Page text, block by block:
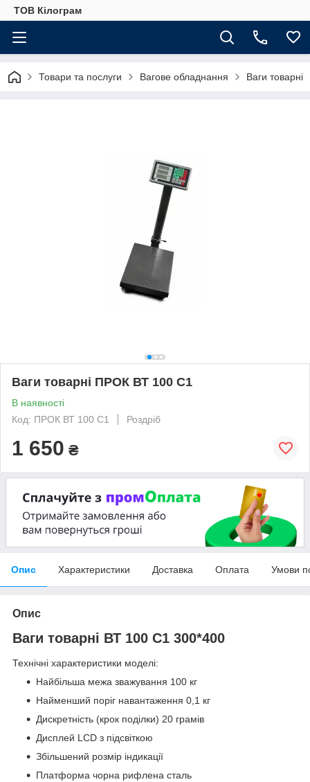
ТОВ Кілограм
Товари та послуги Вагове обладнання Ваги товарні
Ваги товарні ПРОК ВТ 100 С1
В наявності
Код: ПРОК ВТ 100 С1
Роздріб
1 650 ₴
Опис Характеристики Доставка Оплата Умови
Опис
Ваги товарні ВТ 100 С1 300*400
Технічні характеристики моделі:
Найбільша межа зважування 100 кг
Найменший поріг навантаження 0,1 кг
Дискретність (крок поділки) 20 грамів
Дисплей LCD з підсвіткою
Збільшений розмір індикації
Платформа чорна рифлена сталь